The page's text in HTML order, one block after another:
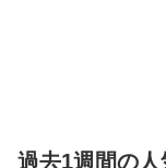
過去1週間の人